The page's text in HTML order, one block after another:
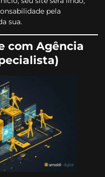
pela
sua.
com Agência